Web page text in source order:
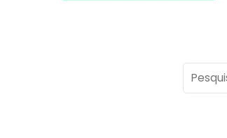
Pesquisar
por: